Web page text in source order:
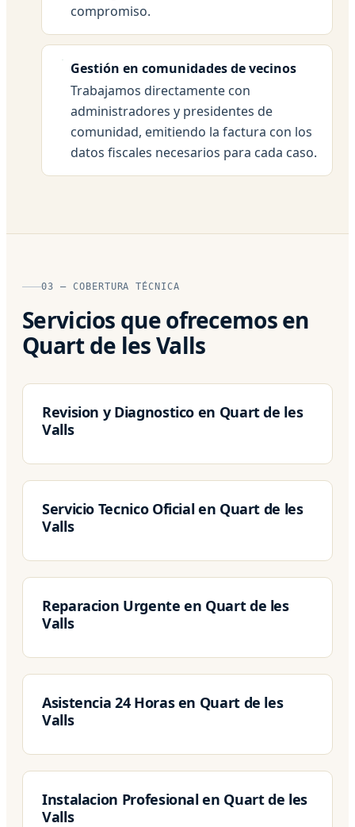
compromiso.
Gestión en comunidades de vecinos
Trabajamos directamente con
administradores y presidentes de
comunidad, emitiendo la factura con los
datos fiscales necesarios para cada caso.
03 — COBERTURA TÉCNICA
Servicios que ofrecemos en
Quart de les Valls
Revision y Diagnostico en Quart de les
Valls
Servicio Tecnico Oficial en Quart de les
Valls
Reparacion Urgente en Quart de les
Valls
Asistencia 24 Horas en Quart de les
Valls
Instalacion Profesional en Quart de les
Valls